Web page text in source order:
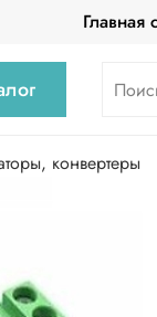
Главная
конвертеры